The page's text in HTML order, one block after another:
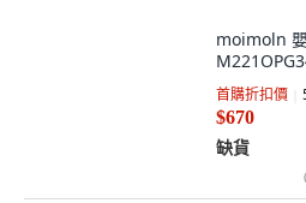
moimoln
首購折扣價
$670
缺貨
(